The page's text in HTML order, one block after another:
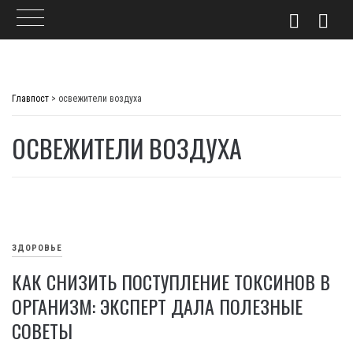
Главпост > освежители воздуха
ОСВЕЖИТЕЛИ ВОЗДУХА
ЗДОРОВЬЕ
КАК СНИЗИТЬ ПОСТУПЛЕНИЕ ТОКСИНОВ В
ОРГАНИЗМ: ЭКСПЕРТ ДАЛА ПОЛЕЗНЫЕ
СОВЕТЫ